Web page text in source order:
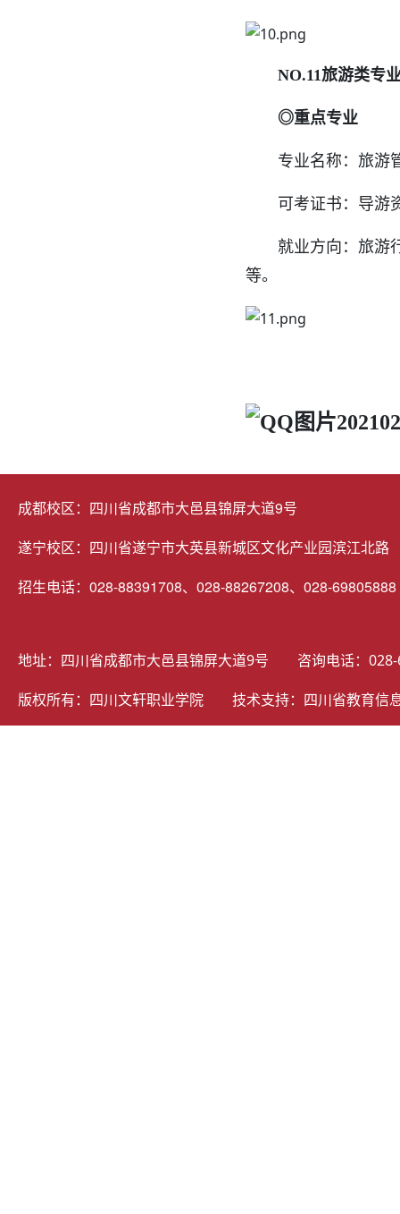
NO.11旅游类专
◎重点专业
专业名称：旅游
可考证书：导游资
就业方向：旅游行
等。
成都校区：四川省成都市大邑县锦屏大道9号
遂宁校区：四川省遂宁市大英县新城区文化产业园滨江北路
招生电话：028-88391708、028-88267208、028-69805888
地址：四川省成都市大邑县锦屏大道9号 咨询电话
版权所有：四川文轩职业学院 技术支持： 四川省教育信